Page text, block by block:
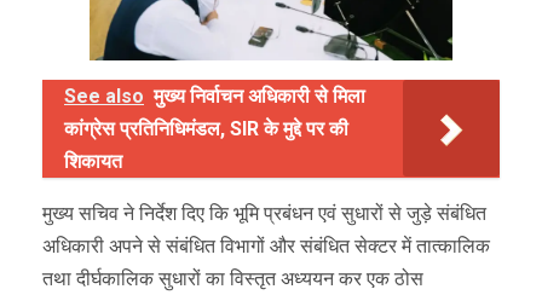
See also मुख्य निर्वाचन अधिकारी से मिला
कांग्रेस प्रतिनिधिमंडल, SIR के मुद्दे पर की
शिकायत
मुख्य सचिव ने निर्देश दिए कि भूमि प्रबंधन एवं सुधारों से जुड़े संबंधित
अधिकारी अपने से संबंधित विभागों और संबंधित सेक्टर में तात्कालिक
तथा दीर्घकालिक सुधारों का विस्तृत अध्ययन कर एक ठोस